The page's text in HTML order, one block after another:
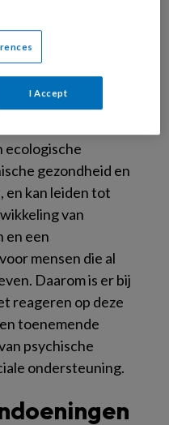
en
onderzoekers zich
ecologische
gezondheid en
en kan leiden tot
van
en een
mensen die al
Daarom is er bij
reageren op deze
toenemende
psychische
ondersteuning.
I Accept